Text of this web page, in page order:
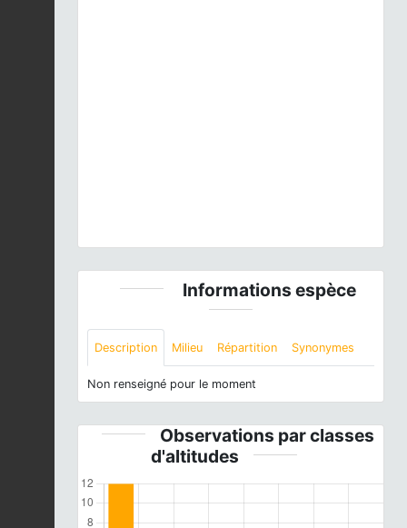
Informations espèce
Description Milieu Répartition Synonymes
Non renseigné pour le moment
Observations par classes
d'altitudes